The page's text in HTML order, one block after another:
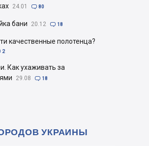
24.01  80
бани 20.12  18
качественные полотенца?
2
Как ухаживать за
29.08  18
УКРАИНЫ